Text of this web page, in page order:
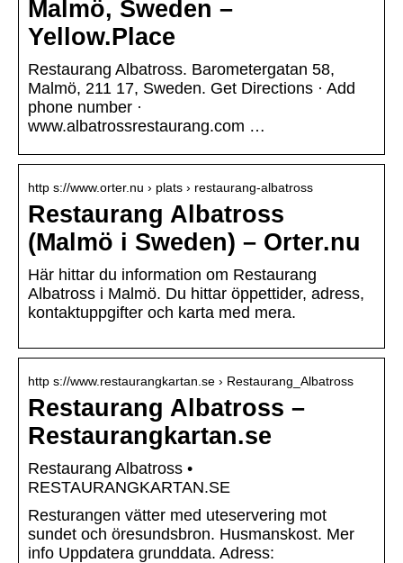
Malmö, Sweden –
Yellow.Place
Restaurang Albatross. Barometergatan 58,
Malmö, 211 17, Sweden. Get Directions · Add
phone number ·
www.albatrossrestaurang.com …
http s://www.orter.nu › plats › restaurang-albatross
Restaurang Albatross
(Malmö i Sweden) – Orter.nu
Här hittar du information om Restaurang
Albatross i Malmö. Du hittar öppettider, adress,
kontaktuppgifter och karta med mera.
http s://www.restaurangkartan.se › Restaurang_Albatross
Restaurang Albatross –
Restaurangkartan.se
Restaurang Albatross •
RESTAURANGKARTAN.SE
Resturangen vätter med uteservering mot
sundet och öresundsbron. Husmanskost. Mer
info Uppdatera grunddata. Adress: